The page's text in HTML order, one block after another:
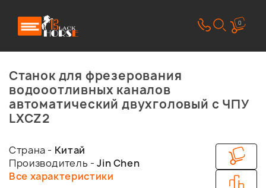
0
Станок для фрезерования
водооотливных каналов
автоматический двухголовый с ЧПУ
LXCZ2
Страна - Китай
Производитель -Jin Chen
Все характеристики